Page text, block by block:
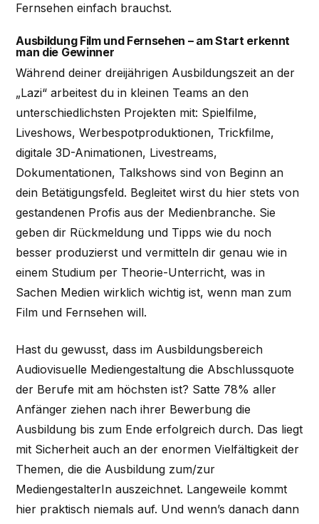
Fernsehen einfach brauchst.
Ausbildung Film und Fernsehen – am Start erkennt
man die Gewinner
Während deiner dreijährigen Ausbildungszeit an der
„Lazi“ arbeitest du in kleinen Teams an den
unterschiedlichsten Projekten mit: Spielfilme,
Liveshows, Werbespotproduktionen, Trickfilme,
digitale 3D-Animationen, Livestreams,
Dokumentationen, Talkshows sind von Beginn an
dein Betätigungsfeld. Begleitet wirst du hier stets von
gestandenen Profis aus der Medienbranche. Sie
geben dir Rückmeldung und Tipps wie du noch
besser produzierst und vermitteln dir genau wie in
einem Studium per Theorie-Unterricht, was in
Sachen Medien wirklich wichtig ist, wenn man zum
Film und Fernsehen will.
Hast du gewusst, dass im Ausbildungsbereich
Audiovisuelle Mediengestaltung die Abschlussquote
der Berufe mit am höchsten ist? Satte 78% aller
Anfänger ziehen nach ihrer Bewerbung die
Ausbildung bis zum Ende erfolgreich durch. Das liegt
mit Sicherheit auch an der enormen Vielfältigkeit der
Themen, die die Ausbildung zum/zur
MediengestalterIn auszeichnet. Langeweile kommt
hier praktisch niemals auf. Und wenn’s danach dann